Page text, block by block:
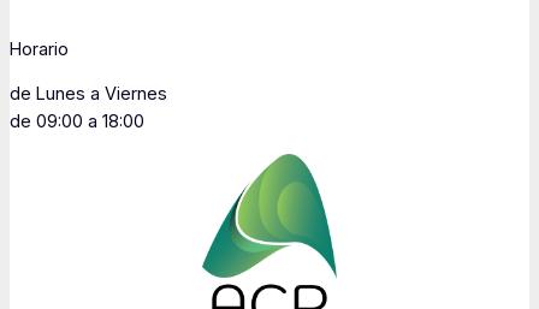
Horario
de Lunes a Viernes
de 09:00 a 18:00